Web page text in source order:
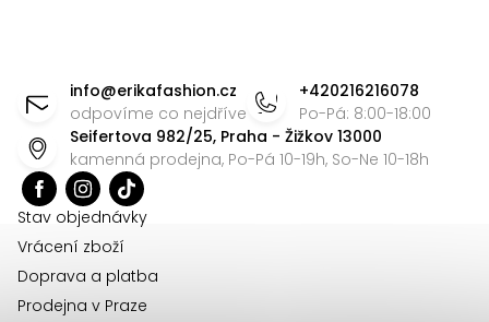
info@erikafashion.cz
odpovíme co nejdříve
+420216216078
Po-Pá: 8:00-18:00
Seifertova 982/25, Praha - Žižkov 13000
kamenná prodejna, Po-Pá 10-19h, So-Ne 10-18h
Stav objednávky
Vrácení zboží
Doprava a platba
Prodejna v Praze